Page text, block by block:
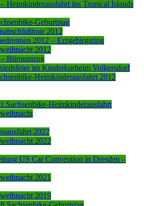
Heimkinderausfahrt ins Tropical Islands
Geburtstag
2012
2012 – Erzgebirgsring
2012
Büroumzug
im Kinderkurheim Volkersdorf
Heimkinderausfahrt 2012
Heimkinderausfahrt
2022
2022
US Car Convention in Dresden –
2021
2019